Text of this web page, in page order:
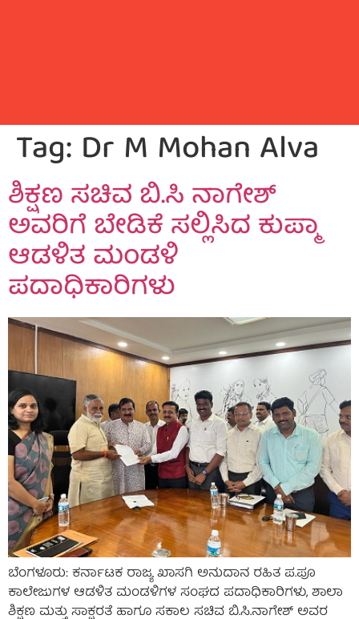
Tag: Dr M Mohan Alva
ಶಿಕ್ಷಣ ಸಚಿವ ಬಿ.ಸಿ ನಾಗೇಶ್
ಅವರಿಗೆ ಬೇಡಿಕೆ ಸಲ್ಲಿಸಿದ ಕುಪ್ಮಾ
ಆಡಳಿತ ಮಂಡಳಿ
ಪದಾಧಿಕಾರಿಗಳು
ಬೆಂಗಳೂರು: ಕರ್ನಾಟಕ ರಾಜ್ಯ ಖಾಸಗಿ ಅನುದಾನ ರಹಿತ ಪ.ಪೂ
ಕಾಲೇಜುಗಳ ಆಡಳಿತ ಮಂಡಳಿಗಳ ಸಂಘದ ಪದಾಧಿಕಾರಿಗಳು, ಶಾಲಾ
ಶಿಕ್ಷಣ ಮತ್ತು ಸಾಕ್ಷರತೆ ಹಾಗೂ ಸಕಾಲ ಸಚಿವ ಬಿ.ಸಿ.ನಾಗೇಶ್ ಅವರ